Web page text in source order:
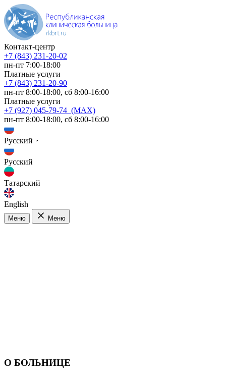
Контакт-центр
+7 (843) 231-20-02
пн-пт 7:00-18:00
Платные услуги
+7 (843) 231-20-90
пн-пт 8:00-18:00, сб 8:00-16:00
Платные услуги
+7 (927) 045-79-74 (MAX)
пн-пт 8:00-18:00, сб 8:00-16:00
Русский
Русский
Татарский
English
Меню Меню
О БОЛЬНИЦЕ